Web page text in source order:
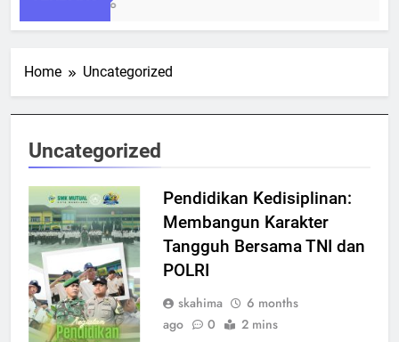
1 Week Ago
Home Uncategorized
Uncategorized
Pendidikan Kedisiplinan:
Membangun Karakter
Tangguh Bersama TNI dan
POLRI
skahima
6 months
ago
0 2 mins